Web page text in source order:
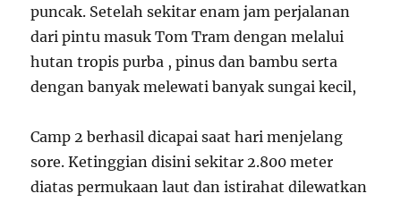
puncak. Setelah sekitar enam jam perjalanan
dari pintu masuk Tom Tram dengan melalui
hutan tropis purba , pinus dan bambu serta
dengan banyak melewati banyak sungai kecil,
Camp 2 berhasil dicapai saat hari menjelang
sore. Ketinggian disini sekitar 2.800 meter
diatas permukaan laut dan istirahat dilewatkan